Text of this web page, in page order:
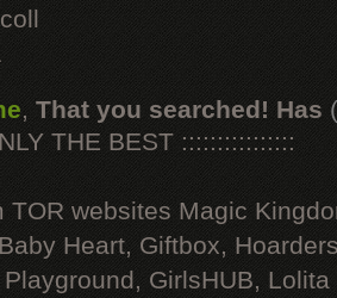
, That you searched! Has
THE BEST ::::::::::::::::
TOR websites Magic
Heart, Giftbox,
Playground, GirlsHUB, Lolita